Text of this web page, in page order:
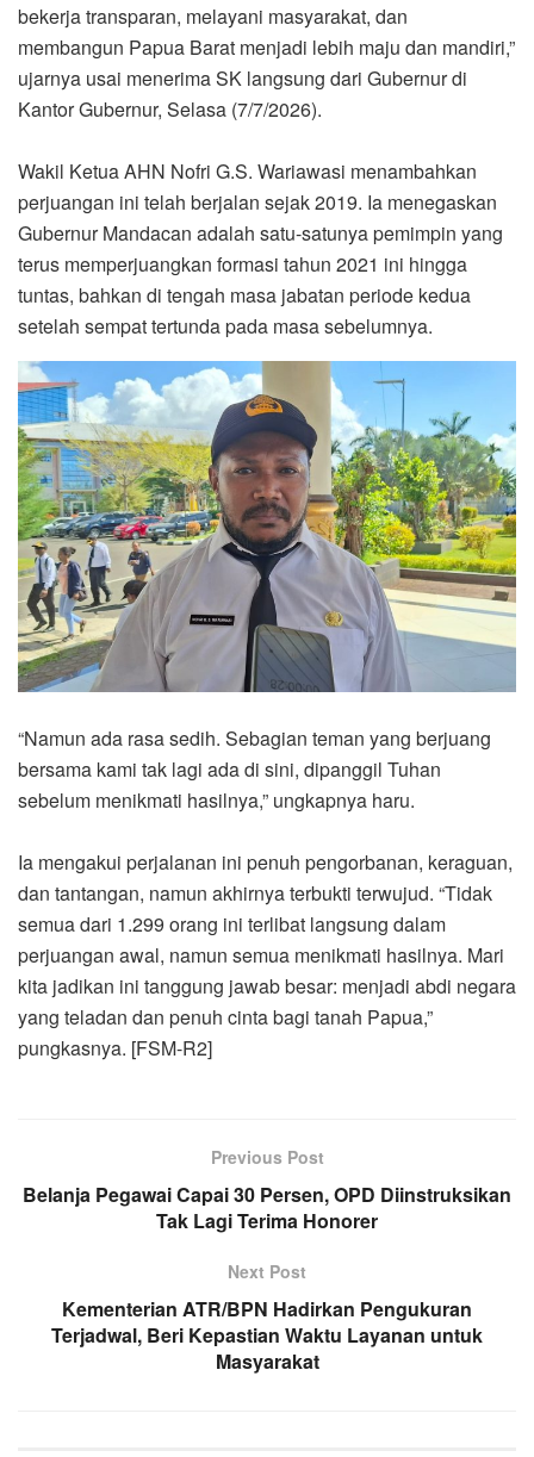
bekerja transparan, melayani masyarakat, dan
membangun Papua Barat menjadi lebih maju dan mandiri,”
ujarnya usai menerima SK langsung dari Gubernur di
Kantor Gubernur, Selasa (7/7/2026).
Wakil Ketua AHN Nofri G.S. Wariawasi menambahkan
perjuangan ini telah berjalan sejak 2019. Ia menegaskan
Gubernur Mandacan adalah satu-satunya pemimpin yang
terus memperjuangkan formasi tahun 2021 ini hingga
tuntas, bahkan di tengah masa jabatan periode kedua
setelah sempat tertunda pada masa sebelumnya.
“Namun ada rasa sedih. Sebagian teman yang berjuang
bersama kami tak lagi ada di sini, dipanggil Tuhan
sebelum menikmati hasilnya,” ungkapnya haru.
Ia mengakui perjalanan ini penuh pengorbanan, keraguan,
dan tantangan, namun akhirnya terbukti terwujud. “Tidak
semua dari 1.299 orang ini terlibat langsung dalam
perjuangan awal, namun semua menikmati hasilnya. Mari
kita jadikan ini tanggung jawab besar: menjadi abdi negara
yang teladan dan penuh cinta bagi tanah Papua,”
pungkasnya. [FSM-R2]
Previous Post
Belanja Pegawai Capai 30 Persen, OPD Diinstruksikan
Tak Lagi Terima Honorer
Next Post
Kementerian ATR/BPN Hadirkan Pengukuran
Terjadwal, Beri Kepastian Waktu Layanan untuk
Masyarakat